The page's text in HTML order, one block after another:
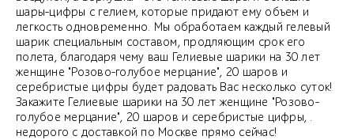
шары-цифры с гелием, которые придают ему объем и
легкость одновременно. Мы обработаем каждый гелевый
шарик специальным составом, продляющим срок его
полета, благодаря чему ваш Гелиевые шарики на 30 лет
женщине "Розово-голубое мерцание", 20 шаров и
серебристые цифры будет радовать Вас несколько суток!
Закажите Гелиевые шарики на 30 лет женщине "Розово-
голубое мерцание", 20 шаров и серебристые цифры, .
недорого с доставкой по Москве прямо сейчас!